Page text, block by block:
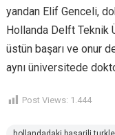
yandan Elif Genceli,
Hollanda Delft Teknik
üstün başarı ve onur
aynı üniversitede
Post Views: 1.444